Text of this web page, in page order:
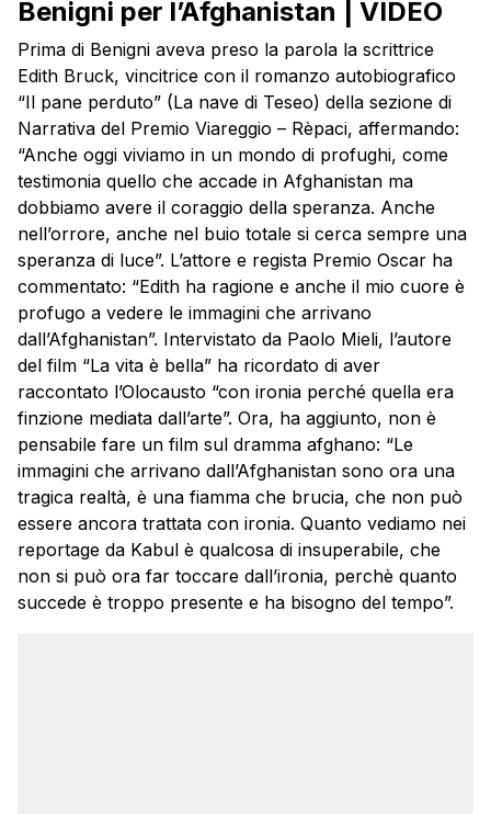
Benigni per l’Afghanistan | VIDEO
Prima di Benigni aveva preso la parola la scrittrice
Edith Bruck, vincitrice con il romanzo autobiografico
“Il pane perduto” (La nave di Teseo) della sezione di
Narrativa del Premio Viareggio – Rèpaci, affermando:
“Anche oggi viviamo in un mondo di profughi, come
testimonia quello che accade in Afghanistan ma
dobbiamo avere il coraggio della speranza. Anche
nell’orrore, anche nel buio totale si cerca sempre una
speranza di luce”. L’attore e regista Premio Oscar ha
commentato: “Edith ha ragione e anche il mio cuore è
profugo a vedere le immagini che arrivano
dall’Afghanistan”. Intervistato da Paolo Mieli, l’autore
del film “La vita è bella” ha ricordato di aver
raccontato l’Olocausto “con ironia perché quella era
finzione mediata dall’arte”. Ora, ha aggiunto, non è
pensabile fare un film sul dramma afghano: “Le
immagini che arrivano dall’Afghanistan sono ora una
tragica realtà, è una fiamma che brucia, che non può
essere ancora trattata con ironia. Quanto vediamo nei
reportage da Kabul è qualcosa di insuperabile, che
non si può ora far toccare dall’ironia, perchè quanto
succede è troppo presente e ha bisogno del tempo”.